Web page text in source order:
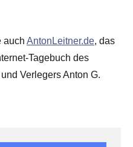
auch AntonLeitner.de, das
Tagebuch des
Verlegers Anton G.